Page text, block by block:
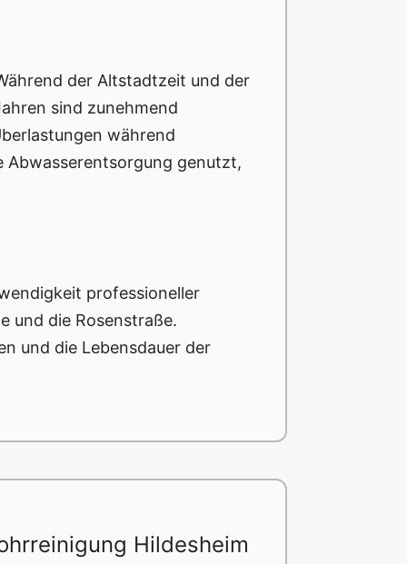
der Altstadtzeit und der
sind zunehmend
während
Abwasserentsorgung genutzt,
professioneller
und die Rosenstraße.
und die Lebensdauer der
Hildesheim